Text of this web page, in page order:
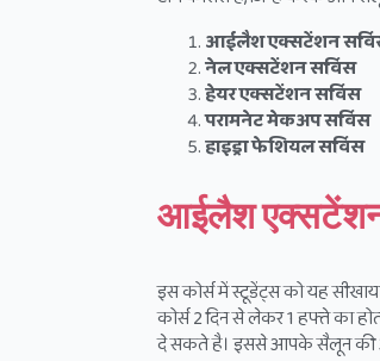
आईलैश एक्सटेंशन
नेल एक्सटेंशन सर्विस
हेयर एक्सटेंशन सर्विस
परामनेट मेकअप सर्विस
हाइड्रा फेशियल सर्विस
आईलैश एक्सटेंशन
इस कोर्स में स्टूडेंट्स को यह
कोर्स 2 दिन से लेकर 1 हफ्ते का
दे सकते है। इससे आपके सैलून की